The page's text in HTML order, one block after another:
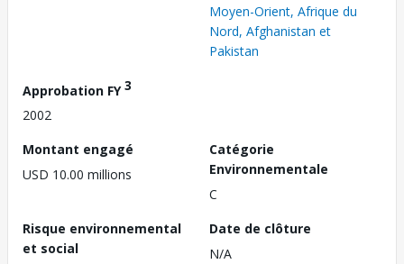
Moyen-Orient, Afrique du
Nord, Afghanistan et
Pakistan
Approbation FY3
2002
Montant engagé
USD 10.00 millions
Catégorie
Environnementale
C
Risque environnemental
et social
Date de clôture
N/A